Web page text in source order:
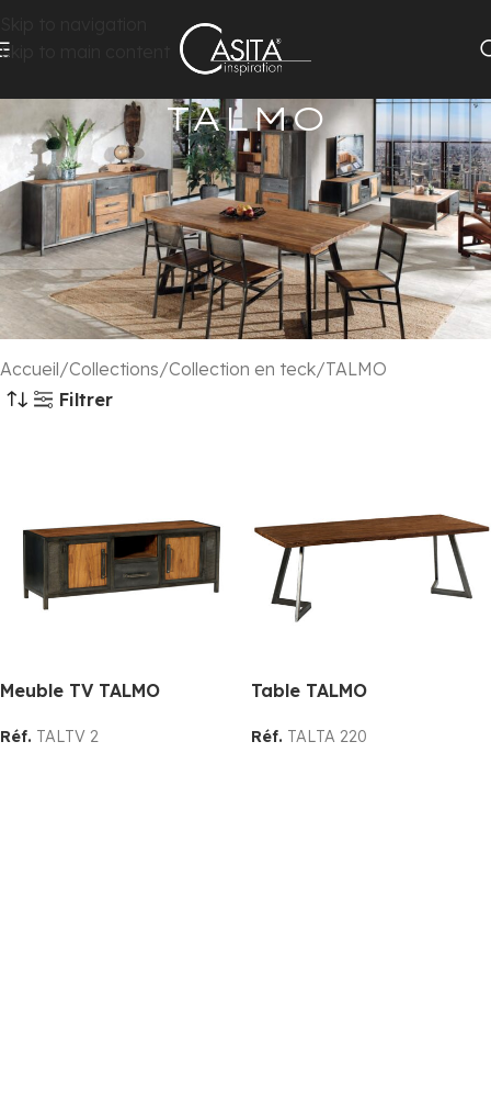
Skip to main content
TALMO
Collection TALMO
Teck massif naturel recyclé
et fer vieilli.
Tiroirs sur rails métal.
Poignées et pieds métal.
Façade tiroir métal
Accueil Collections Collection en teck TALMO
Filtrer
Meuble TV TALMO
Réf. TALTV 2
Table TALMO
Réf. TALTA 220